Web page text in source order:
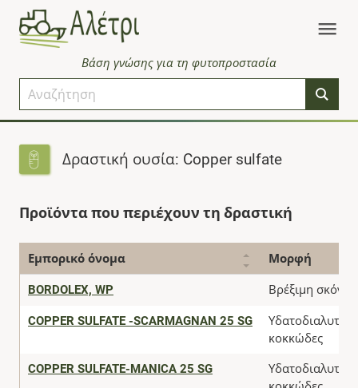
Βάση γνώσης για τη φυτοπροστασία
Δραστική ουσία: Copper sulfate
Προϊόντα που περιέχουν τη δραστική
Εμπορικό όνομα Μορφή
BORDOLEX, WP Βρέξιμη σκόνη
COPPER SULFATE -SCARMAGNAN 25 SG
Υδατοδιαλυτό
κοκκώδες
COPPER SULFATE-MANICA 25 SG
Υδατοδιαλυτό